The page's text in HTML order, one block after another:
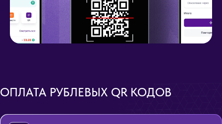
ОПЛАТА РУБЛЕВЫХ QR КОДОВ